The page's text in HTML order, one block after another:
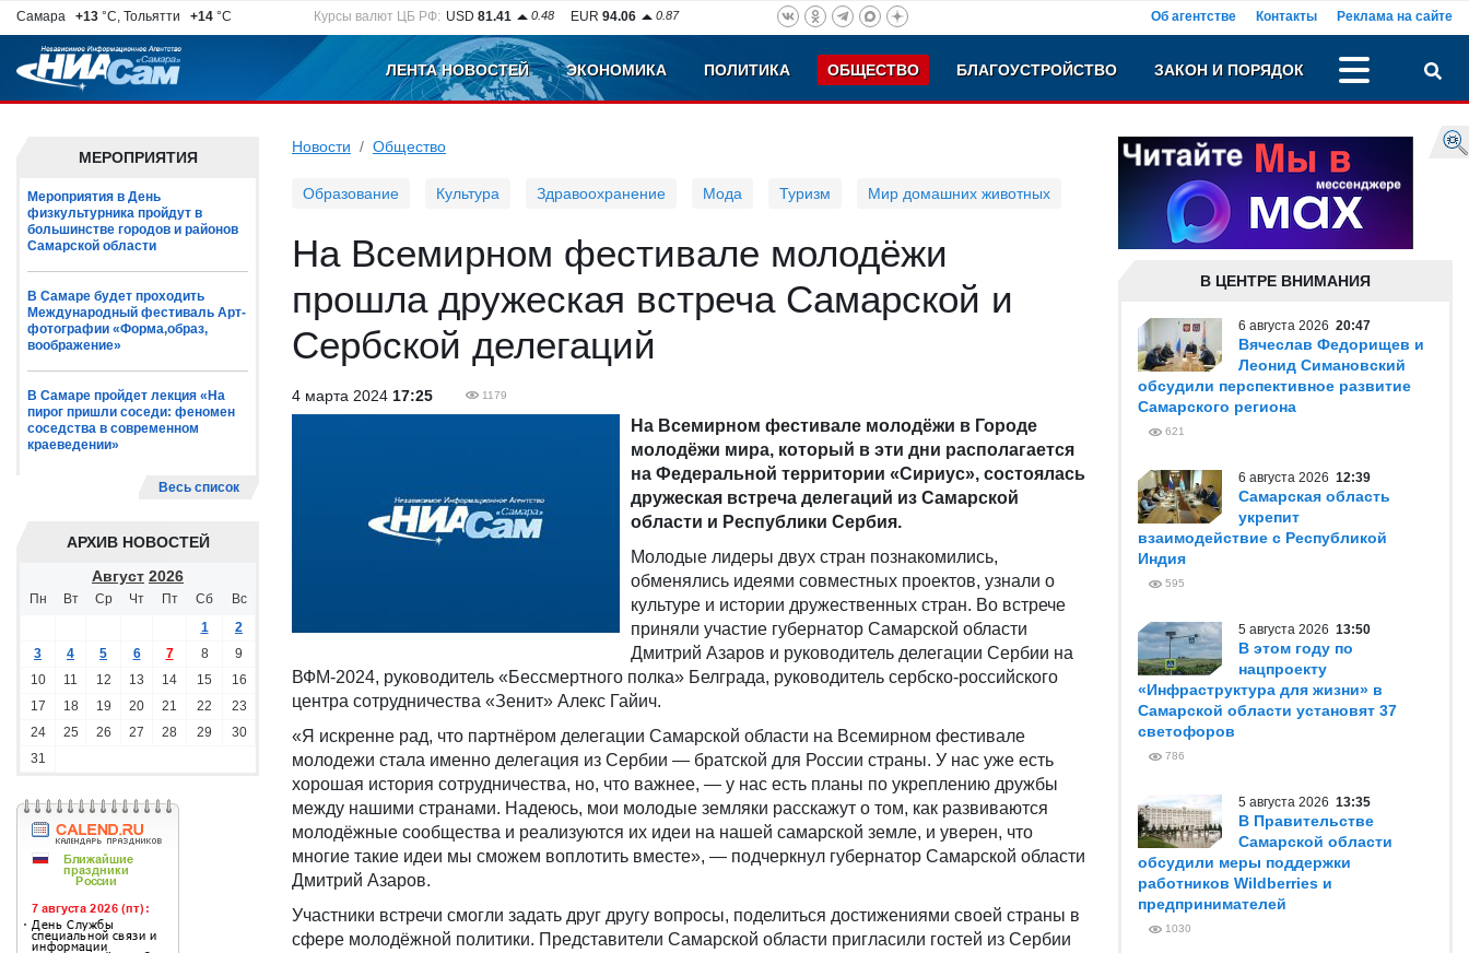
Самара +13 °C, Тольятти +14 °C Курсы валют ЦБ РФ: USD 81.41 0.48 EUR 94.06 0.87 Об агентстве Контакты Реклама на сайте
ЛЕНТА НОВОСТЕЙ ЭКОНОМИКА ПОЛИТИКА ОБЩЕСТВО БЛАГОУСТРОЙСТВО ЗАКОН И ПОРЯДОК
МЕРОПРИЯТИЯ
Мероприятия в День
физкультурника пройдут в
большинстве городов и районов
Самарской области
В Самаре будет проходить
Международный фестиваль Арт-
фотографии «Форма,образ,
воображение»
В Самаре пройдет лекция «На
пирог пришли соседи: феномен
соседства в современном
краеведении»
Весь список
АРХИВ НОВОСТЕЙ
Август 2026
Пн Вт Ср Чт Пт Сб
Вс
1
2
3
4 5 6 7 8
9
10
11 12 13 14 15
16
17
18 19 20 21 22
23
24
25 26 27 28 29
30
31
Новости Общество
Образование Культура Здравоохранение Мода Туризм Мир домашних животных
На Всемирном фестивале молодёжи
прошла дружеская встреча Самарской и
Сербской делегаций
4 марта 2024 17:25 1179
На Всемирном фестивале молодёжи в Городе
молодёжи мира, который в эти дни располагается
на Федеральной территории «Сириус», состоялась
дружеская встреча делегаций из Самарской
области и Республики Сербия.
Молодые лидеры двух стран познакомились,
обменялись идеями совместных проектов, узнали о
культуре и истории дружественных стран. Во встрече
приняли участие губернатор Самарской области
Дмитрий Азаров и руководитель делегации Сербии на
ВФМ-2024, руководитель «Бессмертного полка» Белграда, руководитель сербско-российского
центра сотрудничества «Зенит» Алекс Гайич.
«Я искренне рад, что партнёром делегации Самарской области на Всемирном фестивале
молодежи стала именно делегация из Сербии — братской для России страны. У нас уже есть
хорошая история сотрудничества, но, что важнее, — у нас есть планы по укреплению дружбы
между нашими странами. Надеюсь, мои молодые земляки расскажут о том, как развиваются
молодёжные сообщества и реализуются их идеи на нашей самарской земле, и уверен, что
многие такие идеи мы сможем воплотить вместе», — подчеркнул губернатор Самарской области
Дмитрий Азаров.
Участники встречи смогли задать друг другу вопросы, поделиться достижениями своей страны в
сфере молодёжной политики. Представители Самарской области пригласили гостей из Сербии
В ЦЕНТРЕ ВНИМАНИЯ
6 августа 2026 20:47
Вячеслав Федорищев и
Леонид Симановский
обсудили перспективное развитие
Самарского региона
621
6 августа 2026 12:39
Самарская область
укрепит
взаимодействие с Республикой
Индия
595
5 августа 2026 13:50
В этом году по
нацпроекту
«Инфраструктура для жизни» в
Самарской области установят 37
светофоров
786
5 августа 2026 13:35
В Правительстве
Самарской области
обсудили меры поддержки
работников Wildberries и
предпринимателей
1030